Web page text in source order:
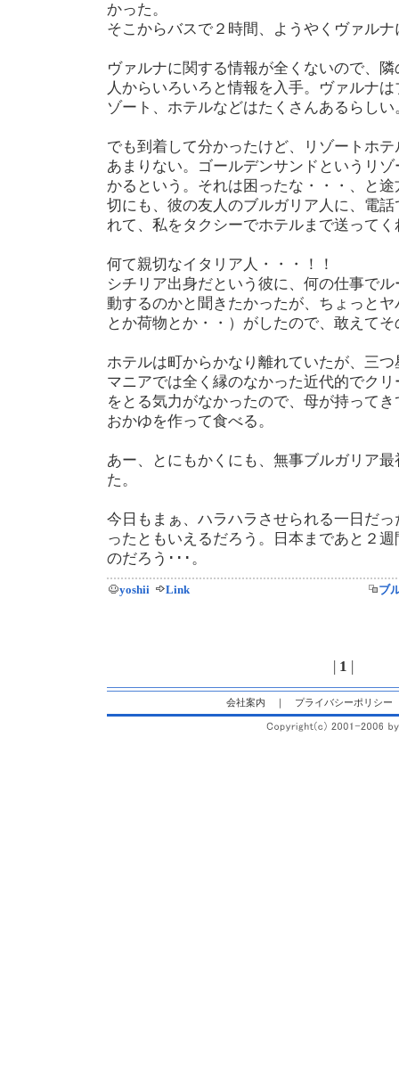
かった。
そこからバスで２時間、ようやくヴァル
ヴァルナに関する情報が全くないので、
人からいろいろと情報を入手。ヴァルナ
ゾート、ホテルなどはたくさんあるらしい
でも到着して分かったけど、リゾートホ
あまりない。ゴールデンサンドというリ
かるという。それは困ったな・・・、と
切にも、彼の友人のブルガリア人に、電
れて、私をタクシーでホテルまで送ってく
何て親切なイタリア人・・・！！
シチリア出身だという彼に、何の仕事で
動するのかと聞きたかったが、ちょっと
とか荷物とか・・）がしたので、敢えて
ホテルは町からかなり離れていたが、三
マニアでは全く縁のなかった近代的でク
をとる気力がなかったので、母が持って
おかゆを作って食べる。
あー、とにもかくにも、無事ブルガリア
た。
今日もまぁ、ハラハラさせられる一日だ
ったともいえるだろう。日本まであと２
のだろう･･･。
yoshii Link ブ
| 1 |
会社案内 ｜ プライバシーポリシー